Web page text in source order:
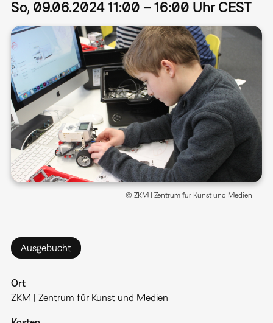
So, 09.06.2024 11:00 – 16:00 Uhr CEST
© ZKM | Zentrum für Kunst und Medien
Ausgebucht
Ort
ZKM | Zentrum für Kunst und Medien